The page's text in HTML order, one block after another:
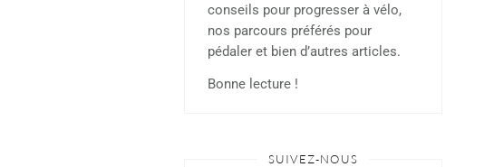
conseils pour progresser à vélo,
nos parcours préférés pour
pédaler et bien d’autres articles.
Bonne lecture !
SUIVEZ-NOUS